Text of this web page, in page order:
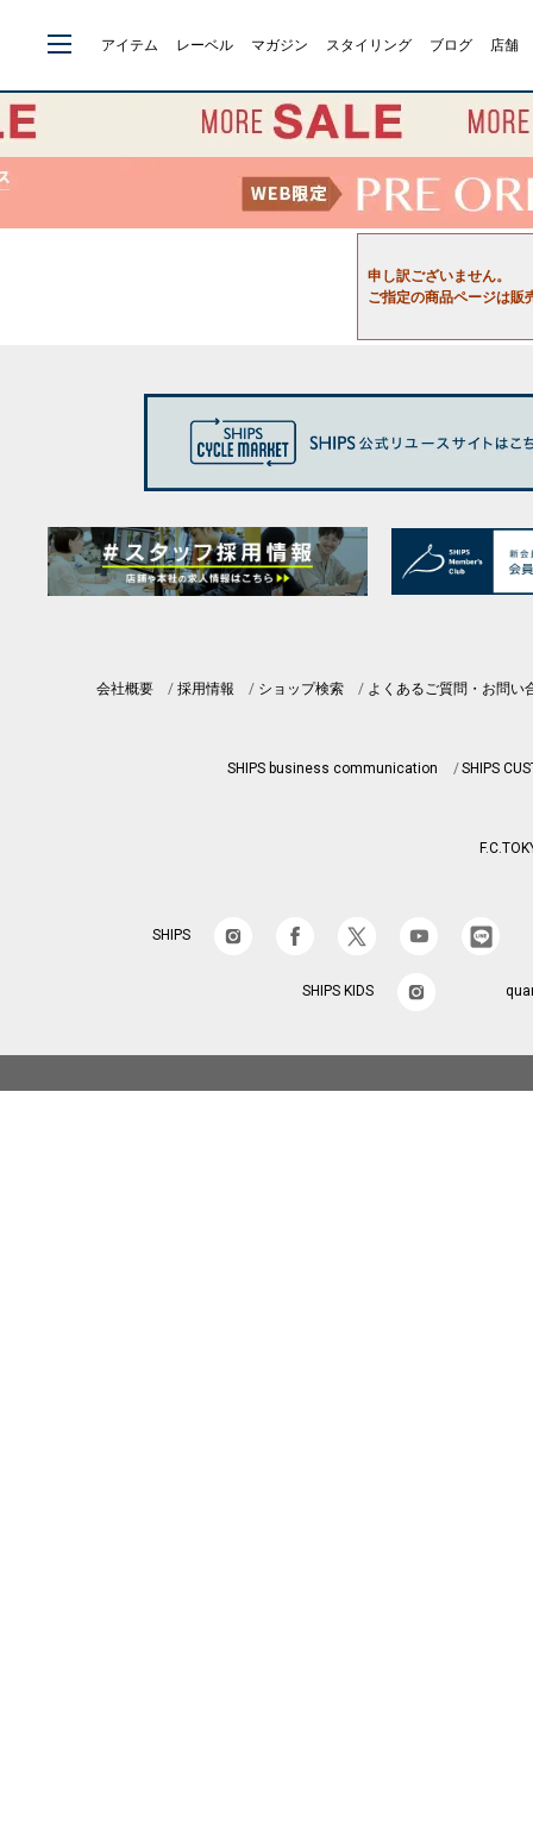
アイテム レーベル マガジン スタイリング ブログ 店舗
申し訳ございません。
ご指定の商品ページは販
会社概要 採用情報 ショップ検索 よくあるご質問・お問い
SHIPS business communication SHIPS
SHIPS
SHIPS KIDS